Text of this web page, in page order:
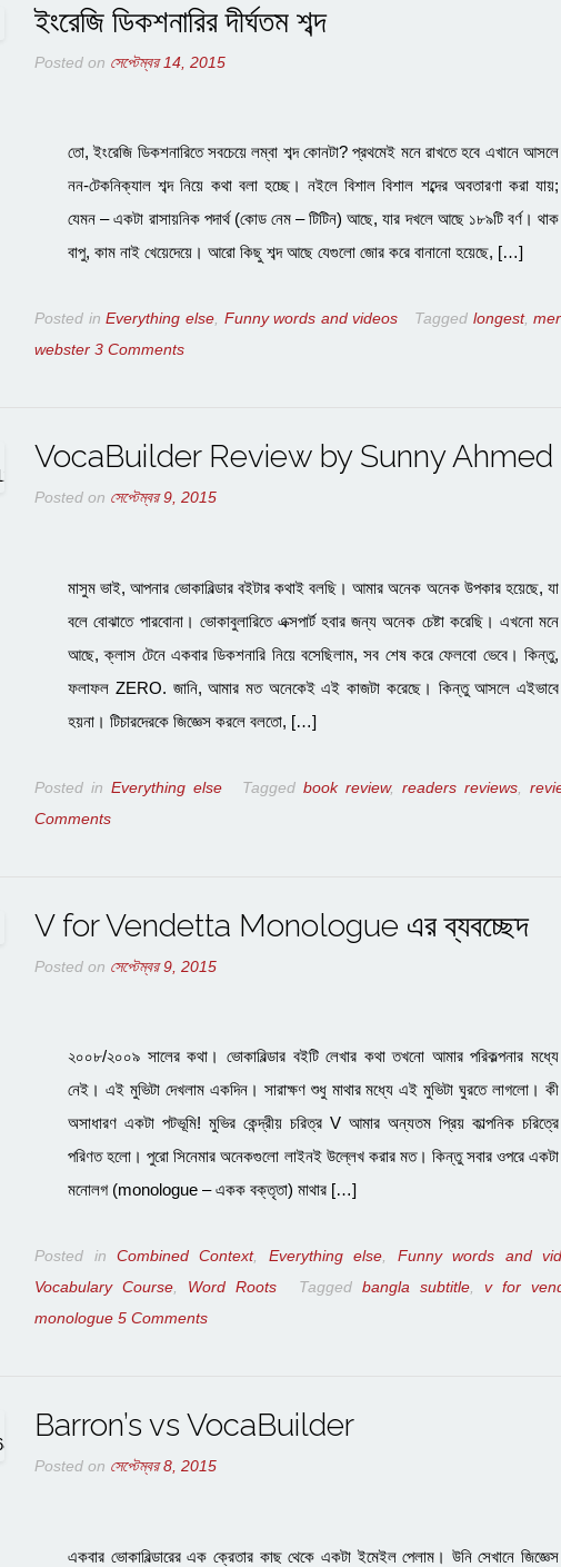
ইংরেজি ডিকশনারির দীর্ঘতম শব্দ
Posted on সেপ্টেম্বর 14, 2015
তো, ইংরেজি ডিকশনারিতে সবচেয়ে লম্বা শব্দ কোনটা? প্রথমেই মনে রাখতে হবে এখানে আসলে
নন-টেকনিক্যাল শব্দ নিয়ে কথা বলা হচ্ছে। নইলে বিশাল বিশাল শব্দের অবতারণা করা যায়;
যেমন – একটা রাসায়নিক পদার্থ (কোড নেম – টিটিন) আছে, যার দখলে আছে ১৮৯টি বর্ণ। থাক
বাপু, কাম নাই খেয়েদেয়ে। আরো কিছু শব্দ আছে যেগুলো জোর করে বানানো হয়েছে, […]
Posted inEverything else, Funny words and videos Tagged longest,
webster 3 Comments
VocaBuilder Review by Sunny Ahmed
Posted on সেপ্টেম্বর 9, 2015
মাসুম ভাই, আপনার ভোকাবিল্ডার বইটার কথাই বলছি। আমার অনেক অনেক উপকার হয়েছে, যা
বলে বোঝাতে পারবোনা। ভোকাবুলারিতে এক্সপার্ট হবার জন্য অনেক চেষ্টা করেছি। এখনো মনে
আছে, ক্লাস টেনে একবার ডিকশনারি নিয়ে বসেছিলাম, সব শেষ করে ফেলবো ভেবে। কিন্তু,
ফলাফল ZERO. জানি, আমার মত অনেকেই এই কাজটা করেছে। কিন্তু আসলে এইভাবে
হয়না। টিচারদেরকে জিজ্ঞেস করলে বলতো, […]
Posted inEverything else Tagged book review, readers reviews,
Comments
V for Vendetta Monologue এর ব্যবচ্ছেদ
Posted on সেপ্টেম্বর 9, 2015
২০০৮/২০০৯ সালের কথা। ভোকাবিল্ডার বইটি লেখার কথা তখনো আমার পরিকল্পনার মধ্যে
নেই। এই মুভিটা দেখলাম একদিন। সারাক্ষণ শুধু মাথার মধ্যে এই মুভিটা ঘুরতে লাগলো। কী
অসাধারণ একটা পটভূমি! মুভির কেন্দ্রীয় চরিত্র V আমার অন্যতম প্রিয় কাল্পনিক চরিত্রে
পরিণত হলো। পুরো সিনেমার অনেকগুলো লাইনই উল্লেখ করার মত। কিন্তু সবার ওপরে একটা
মনোলগ (monologue – একক বক্তৃতা) মাথার […]
Posted inCombined Context, Everything else, Funny words and
Vocabulary Course, Word Roots Tagged bangla subtitle, v for
monologue 5 Comments
Barron’s vs VocaBuilder
Posted on সেপ্টেম্বর 8, 2015
একবার ভোকাবিল্ডারের এক ক্রেতার কাছ থেকে একটা ইমেইল পেলাম। উনি সেখানে জিজ্ঞেস